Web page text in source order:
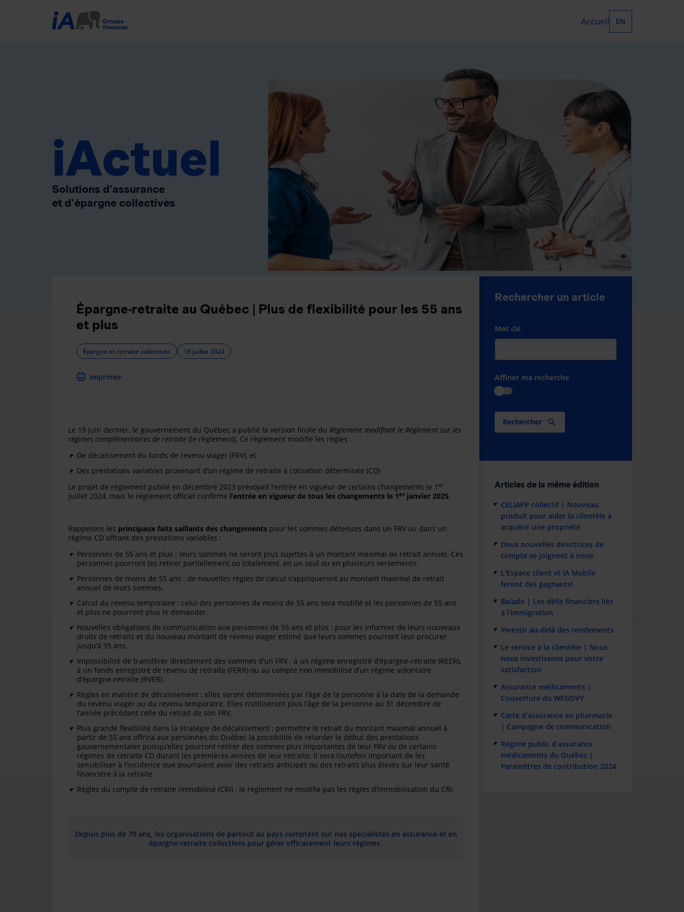
Accueil EN
iActuel
Solutions d'assurance
et d'épargne collectives
Épargne-retraite au Québec | Plus de flexibilité pour les 55 ans
et plus
Épargne et retraite collectives 18 juillet 2024
Imprimer
Le 19 juin dernier, le gouvernement du Québec a publié la version finale du Règlement modifiant le Règlement sur les
régimes complémentaires de retraite (le règlement). Ce règlement modifie les règles :
De décaissement du fonds de revenu viager (FRV), et
Des prestations variables provenant d’un régime de retraite à cotisation déterminée (CD)
Le projet de règlement publié en décembre 2023 prévoyait l’entrée en vigueur de certains changements le 1 er
juillet 2024, mais le règlement officiel confirme l’entrée en vigueur de tous les changements le 1er janvier 2025.
Rappelons les principaux faits saillants des changements pour les sommes détenues dans un FRV ou dans un
régime CD offrant des prestations variables :
Personnes de 55 ans et plus : leurs sommes ne seront plus sujettes à un montant maximal de retrait annuel. Ces
personnes pourront les retirer partiellement ou totalement, en un seul ou en plusieurs versements.
Personnes de moins de 55 ans : de nouvelles règles de calcul s’appliqueront au montant maximal de retrait
annuel de leurs sommes.
Calcul du revenu temporaire : celui des personnes de moins de 55 ans sera modifié et les personnes de 55 ans
et plus ne pourront plus le demander.
Nouvelles obligations de communication aux personnes de 55 ans et plus : pour les informer de leurs nouveaux
droits de retraits et du nouveau montant de revenu viager estimé que leurs sommes pourront leur procurer
jusqu’à 95 ans.
Impossibilité de transférer directement des sommes d’un FRV : à un régime enregistré d’épargne-retraite (REER),
à un fonds enregistré de revenu de retraite (FERR) ou au compte non immobilisé d’un régime volontaire
d’épargne-retraite (RVER).
Règles en matière de décaissement : elles seront déterminées par l’âge de la personne à la date de la demande
du revenu viager ou du revenu temporaire. Elles n’utiliseront plus l’âge de la personne au 31 décembre de
l’année précédant celle du retrait de son FRV.
Plus grande flexibilité dans la stratégie de décaissement : permettre le retrait du montant maximal annuel à
partir de 55 ans offrira aux personnes du Québec la possibilité de retarder le début des prestations
gouvernementales puisqu’elles pourront retirer des sommes plus importantes de leur FRV ou de certains
régimes de retraite CD durant les premières années de leur retraite. Il sera toutefois important de les
sensibiliser à l’incidence que pourraient avoir des retraits anticipés ou des retraits plus élevés sur leur santé
financière à la retraite.
Règles du compte de retraite immobilisé (CRI) : le règlement ne modifie pas les règles d’immobilisation du CRI.
Depuis plus de 70 ans, les organisations de partout au pays comptent sur nos spécialistes en assurance et en
épargne-retraite collectives pour gérer efficacement leurs régimes.
Rechercher un article
Mot clé
Affiner ma recherche
Rechercher
Articles de la même édition
CELIAPP collectif | Nouveau
produit pour aider la clientèle à
acquérir une propriété
Deux nouvelles directrices de
compte se joignent à nous
L’Espace client et iA Mobile
feront des gagnants!
Balado | Les défis financiers liés
à l’immigration
Investir au-delà des rendements
Le service à la clientèle | Nous
nous investissons pour votre
satisfaction
Assurance médicaments |
Couverture du WEGOVY
Carte d’assurance en pharmacie
| Campagne de communication
Régime public d’assurance
médicaments du Québec |
Paramètres de contribution 2024